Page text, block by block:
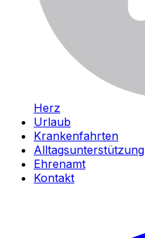
Herz
Urlaub
Krankenfahrten
Alltagsunterstützung
Ehrenamt
Kontakt